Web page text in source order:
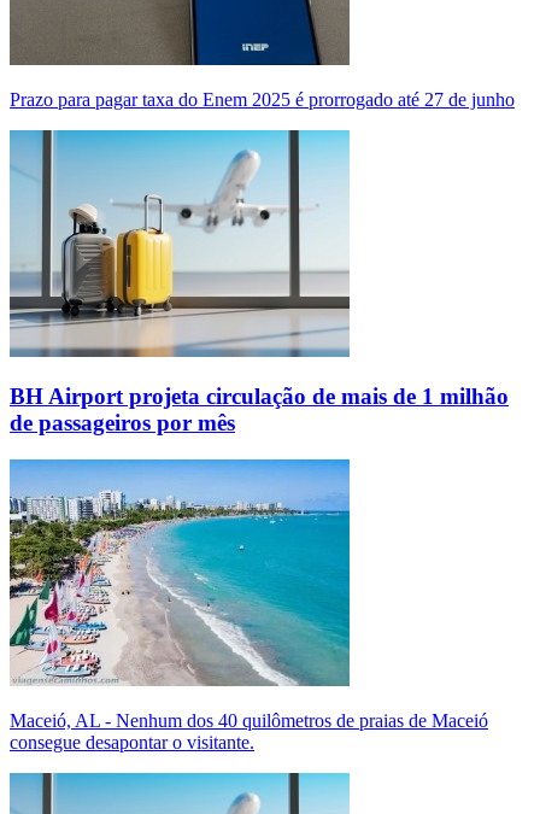
Prazo para pagar taxa do Enem 2025 é prorrogado até 27 de junho
BH Airport projeta circulação de mais de 1 milhão
de passageiros por mês
Maceió, AL - Nenhum dos 40 quilômetros de praias de Maceió
consegue desapontar o visitante.